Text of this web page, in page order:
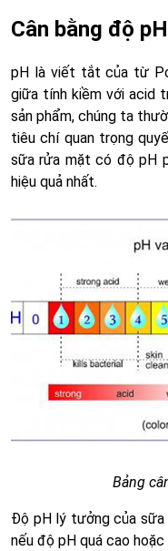
Cân bằng độ
pH là viết tắt của từ
giữa tính kiềm với acid
sản phẩm, chúng ta
tiêu chí quan trọng
sữa rửa mặt có độ pH
hiệu quả nhất.
Bảng
Độ pH lý tưởng của
nếu độ pH quá cao